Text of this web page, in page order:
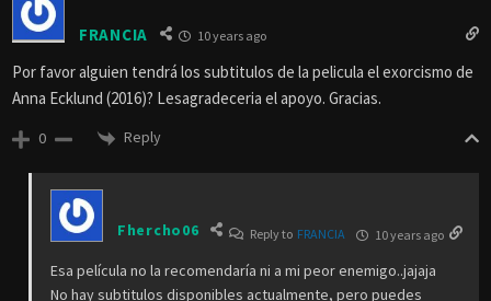
FRANCIA 10 years ago
Por favor alguien tendrá los subtitulos de la pelicula el exorcismo de
Anna Ecklund (2016)? Lesagradeceria el apoyo. Gracias.
0 Reply
Fhercho06 Reply to FRANCIA 10 years ago
Esa película no la recomendaría ni a mi peor enemigo..jajaja
No hay subtitulos disponibles actualmente, pero puedes